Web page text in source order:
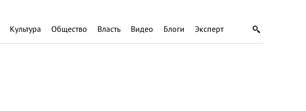
Культура Общество Власть Видео Блоги Эксперт